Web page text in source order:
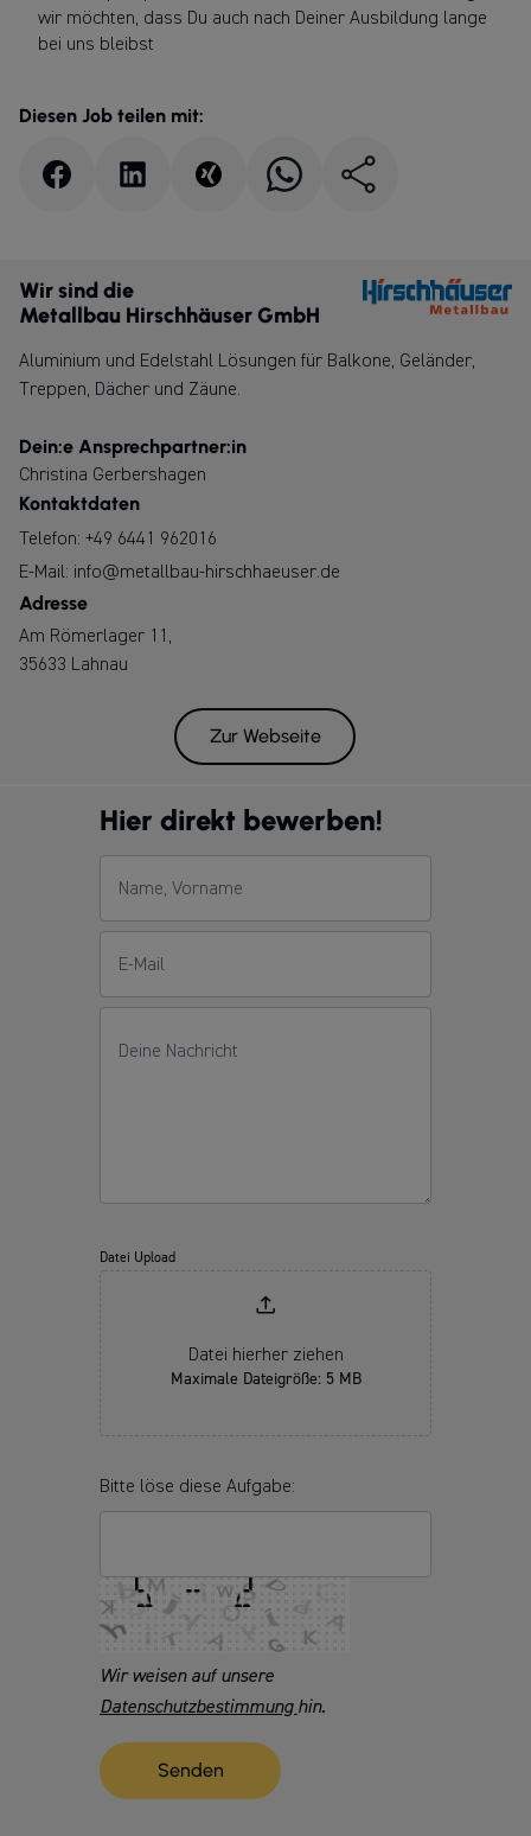
wir möchten, dass Du auch nach Deiner Ausbildung lange
bei uns bleibst
Diesen Job teilen mit:
Wir sind die
Metallbau Hirschhäuser GmbH
Aluminium und Edelstahl Lösungen für Balkone, Geländer,
Treppen, Dächer und Zäune.
Dein:e Ansprechpartner:in
Christina Gerbershagen
Kontaktdaten
Telefon: +49 6441 962016
E-Mail: info@metallbau-hirschhaeuser.de
Adresse
Am Römerlager 11,
35633 Lahnau
Zur Webseite
Hier direkt bewerben!
Name, Vorname
E-Mail
Deine Nachricht
Datei Upload
Datei hierher ziehen
Maximale Dateigröße: 5 MB
Bitte löse diese Aufgabe:
Wir weisen auf unsere
Datenschutzbestimmung hin.